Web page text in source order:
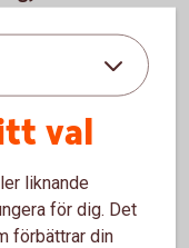
val
liknande
för dig. Det
förbättrar din